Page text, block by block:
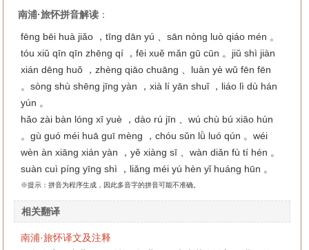
南浦·旅怀拼音解读 ：
fēng bēi huà jiǎo ，tīng dān yú 、sān nòng luò qiáo mén 。
tóu xiǔ qīn qīn zhēng qí ，fēi xuě mǎn gū cūn 。jiǔ shì jiàn
xián dēng huǒ ，zhèng qiāo chuāng 、luàn yè wǔ fēn fēn
。sòng shù shēng jīng yàn ，xià lí yān shuǐ ，liáo lì dù hán
yún 。
hǎo zài bàn lóng xī yuè ，dào rú jīn 、wú chù bú xiāo hún
。gù guó méi huā guī mèng ，chóu sǔn lǜ luó qún 。wéi
wèn àn xiāng xián yàn ，yě xiàng sī 、wàn diǎn fù tí hén 。
suàn cuì píng yīng shì ，liǎng méi yú hèn yǐ huáng hūn 。
※提示：拼音为程序生成，因此多音字的拼音可能不准确。
相关翻译
南浦·旅怀译文及注释